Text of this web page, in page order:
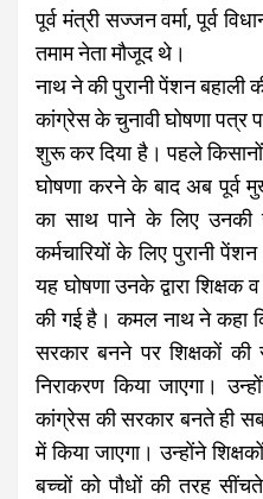
पूर्व मंत्री सज्जन वर्मा, पूर्व
तमाम नेता मौजूद थे।
नाथ ने की पुरानी पेंशन बहाली
कांग्रेस के चुनावी घोषणा
शुरू कर दिया है। पहले किसानों
घोषणा करने के बाद अब पूर्व
का साथ पाने के लिए
कर्मचारियों के लिए पुरानी
यह घोषणा उनके द्वारा
की गई है। कमल नाथ ने कहा
सरकार बनने पर शिक्षकों
निराकरण किया जाएगा।
कांग्रेस की सरकार बनते ही
में किया जाएगा। उन्होंने
बच्चों को पौधों की तरह